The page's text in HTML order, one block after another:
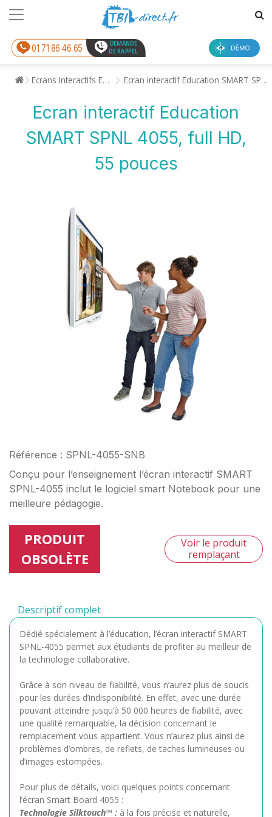
01 71 86 46 65
DEMANDE
DE RAPPEL
Ecrans Interactifs Enseignement Ecran interactif Education SMART SPNL 4055, full HD, 55 pouces
Ecran interactif Education
SMART SPNL 4055, full HD,
55 pouces
Référence : SPNL-4055-SNB
Conçu pour l’enseignement l’écran interactif SMART
SPNL-4055 inclut le logiciel smart Notebook pour une
meilleure pédagogie.
PRODUIT
OBSOLÈTE
Voir le produit
remplaçant
Descriptif complet
Dédié spécialement à l’éducation, l’écran interactif SMART
SPNL-4055 permet aux étudiants de profiter au meilleur de
la technologie collaborative.
Grâce à son niveau de fiabilité, vous n’aurez plus de soucis
pour les durées d’indisponibilité. En effet, avec une durée
pouvant atteindre jusqu’à 50 000 heures de fiabilité, avec
une qualité remarquable, la décision concernant le
remplacement vous appartient. Vous n’aurez plus ainsi de
problèmes d’ombres, de reflets, de taches lumineuses ou
d’images estompées.
Pour plus de détails, voici quelques points concernant
l’écran Smart Board 4055 :
Technologie Silktouch™ : à la fois précise et naturelle,